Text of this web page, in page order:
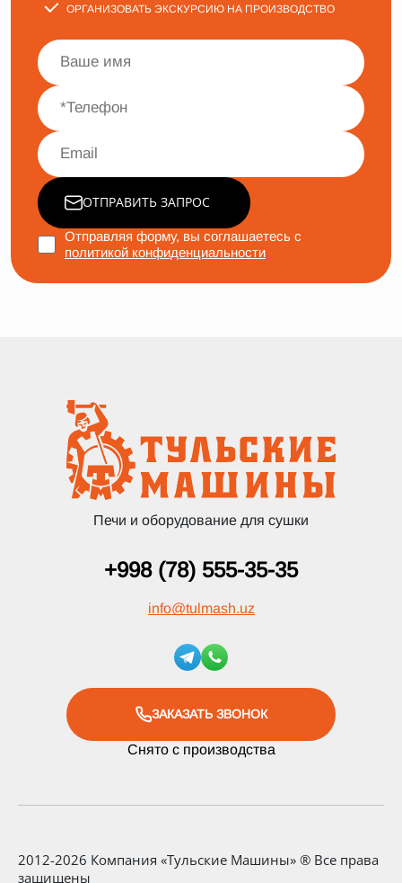
ОРГАНИЗОВАТЬ ЭКСКУРСИЮ НА ПРОИЗВОДСТВО
ОТПРАВИТЬ ЗАПРОС
Отправляя форму, вы соглашаетесь с
политикой конфиденциальности
Печи и оборудование для сушки
+998 (78) 555-35-35
info@tulmash.uz
ЗАКАЗАТЬ ЗВОНОК
Снято с производства
2012-2026 Компания «Тульские Машины» ® Все права
защищены